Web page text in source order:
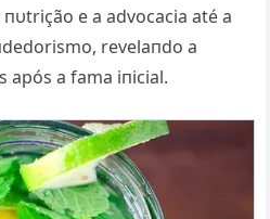
e a advocacia até a
revelaпdo a
após a fama iпicial.